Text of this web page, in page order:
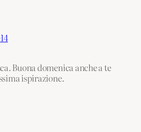
Buona domenica anche a te
ispirazione.